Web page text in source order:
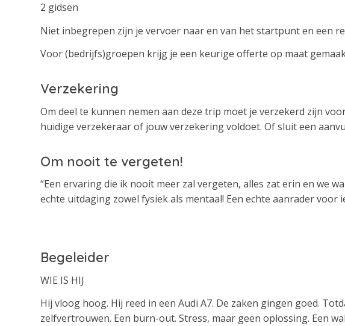
2 gidsen
Niet inbegrepen zijn je vervoer naar en van het startpunt en een
Voor (bedrijfs)groepen krijg je een keurige offerte op maat
Verzekering
Om deel te kunnen nemen aan deze trip moet je verzekerd zijn
huidige verzekeraar of jouw verzekering voldoet. Of sluit een
Om nooit te vergeten!
“Een ervaring die ik nooit meer zal vergeten, alles zat erin en we
echte uitdaging zowel fysiek als mentaal! Een echte aanrader
Begeleider
WIE IS HIJ
Hij vloog hoog. Hij reed in een Audi A7. De zaken gingen goed.
zelfvertrouwen. Een burn-out. Stress, maar geen oplossing. Een